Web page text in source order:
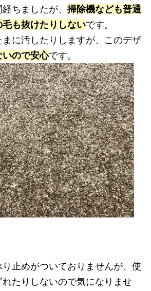
ちましたが、 掃除機なども普通
も抜けたりしないです。
に汚したりしますが、このデザ
いので安心です。
止めがついておりませんが、使
たりしないので気になりませ